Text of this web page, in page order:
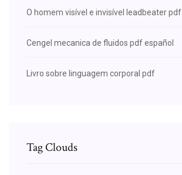
O homem visível e invisível leadbeater pdf
Cengel mecanica de fluidos pdf español
Livro sobre linguagem corporal pdf
Tag Clouds